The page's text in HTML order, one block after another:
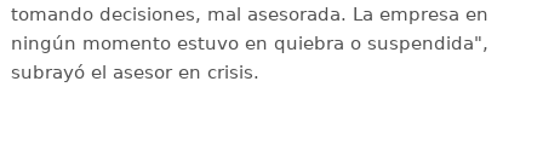
tomando decisiones, mal asesorada. La empresa en
ningún momento estuvo en quiebra o suspendida",
subrayó el asesor en crisis.